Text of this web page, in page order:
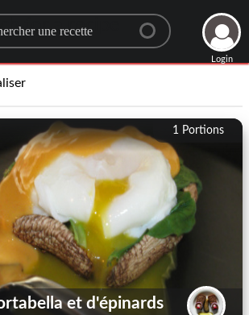
for a recipe
Login
1 Portions
et d'épinards